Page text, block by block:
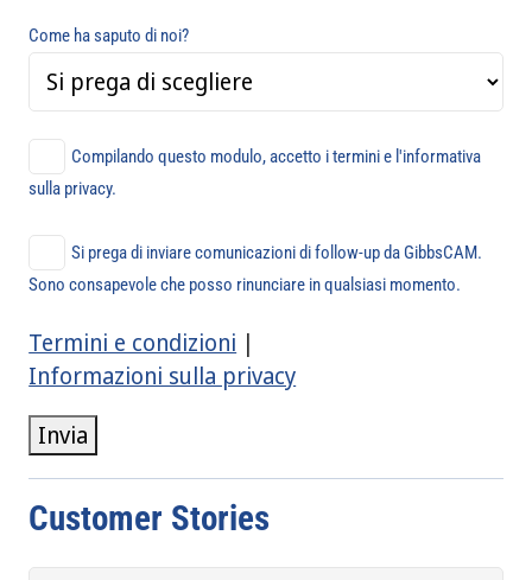
Come ha saputo di noi?
Compilando questo modulo, accetto i termini e l'informativa
sulla privacy.
Si prega di inviare comunicazioni di follow-up da GibbsCAM.
Sono consapevole che posso rinunciare in qualsiasi momento.
Termini e condizioni |
Informazioni sulla privacy
Invia
Customer Stories